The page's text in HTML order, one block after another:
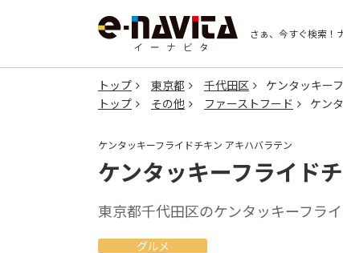
さぁ、今すぐ検索！
トップ 東京都 千代田区
ケンタッキー
トップ
その他 ファーストフード ケン
ケンタッキーフライドチキン アキハバラテン
ケンタッキーフライド
東京都千代田区のケンタッキーフラ
グルメ